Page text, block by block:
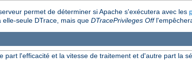
permet de déterminer si Apache s'exécutera avec les
elle-seule DTrace, mais que DTracePrivileges Off
part l'efficacité et la vitesse de traitement et d'autre part la